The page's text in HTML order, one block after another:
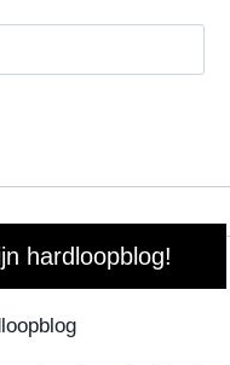
hardloopblog!